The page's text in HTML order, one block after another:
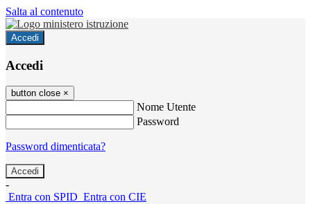
Salta al contenuto
Accedi
Accedi
button close ×
Nome Utente
Password
Password dimenticata?
-
Entra con SPID Entra con CIE